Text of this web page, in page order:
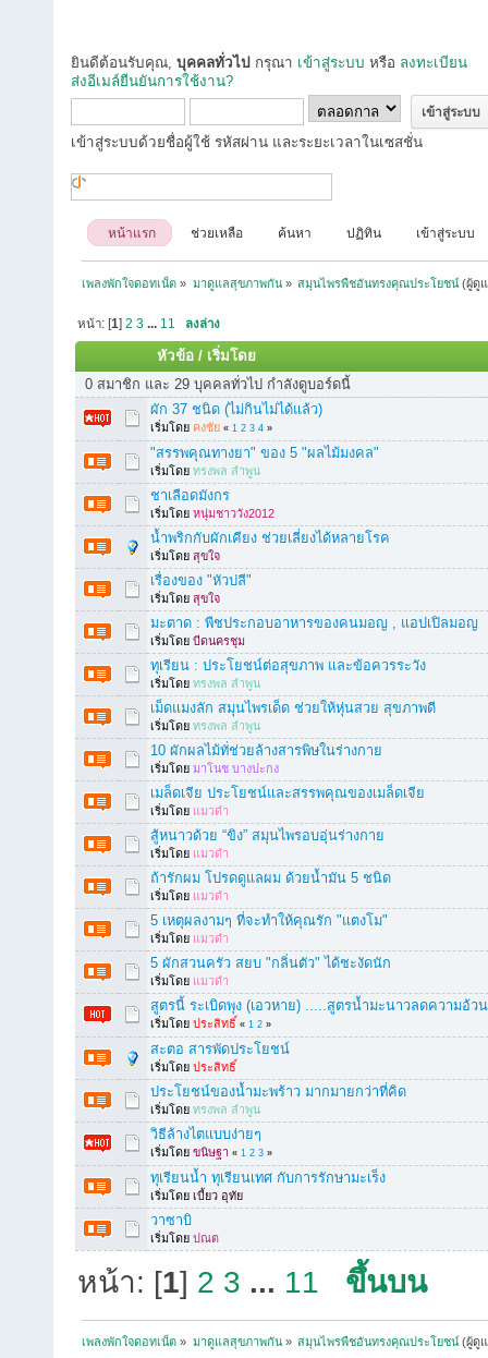
ยินดีต้อนรับคุณ, บุคคลทั่วไป กรุณา เข้าสู่ระบบ หรือ ลงทะเบียน
ส่งอีเมล์ยืนยันการใช้งาน?
เข้าสู่ระบบด้วยชื่อผู้ใช้ รหัสผ่าน และระยะเวลาในเซสชั่น
หน้าแรก ช่วยเหลือ ค้นหา ปฏิทิน เข้าสู่ระบบ
เพลงพักใจดอทเน็ต » มาดูแลสุขภาพกัน» สมุนไพรพืชอันทรงคุณประโยชน์(ผู้ดู
หน้า: [1]2 3 ... 11 ลงล่าง
หัวข้อ / เริ่มโดย
0 สมาชิก และ 29 บุคคลทั่วไป กำลังดูบอร์ดนี้
ผัก 37 ชนิด (ไม่กินไม่ได้แล้ว)
เริ่มโดย คงชัย « 1 2 3 4 »
"สรรพคุณทางยา" ของ 5 "ผลไม้มงคล"
เริ่มโดย ทรงพล ลำพูน
ชาเลือดมังกร
เริ่มโดย หนุ่มชาววัง2012
น้ำพริกกับผักเคียง ช่วยเลี่ยงได้หลายโรค
เริ่มโดย สุขใจ
เรื่องของ "หัวปลี"
เริ่มโดย สุขใจ
มะตาด : พืชประกอบอาหารของคนมอญ , แอปเปิลมอญ
เริ่มโดย บีดนครชุม
ทุเรียน : ประโยชน์ต่อสุขภาพ และข้อควรระวัง
เริ่มโดย ทรงพล ลำพูน
เม็ดแมงลัก สมุนไพรเด็ด ช่วยให้หุ่นสวย สุขภาพดี
เริ่มโดย ทรงพล ลำพูน
10 ผักผลไม้ทั่ช่วยล้างสารพิษในร่างกาย
เริ่มโดย มาโนช บางปะกง
เมล็ดเจีย ประโยชน์และสรรพคุณของเมล็ดเจีย
เริ่มโดย แมวดำ
สู้หนาวด้วย “ขิง” สมุนไพรอบอุ่นร่างกาย
เริ่มโดย แมวดำ
ถ้ารักผม โปรดดูแลผม ด้วยน้ำมัน 5 ชนิด
เริ่มโดย แมวดำ
5 เหตุผลงามๆ ที่จะทำให้คุณรัก "แตงโม"
เริ่มโดย แมวดำ
5 ผักสวนครัว สยบ "กลิ่นตัว" ได้ชะงัดนัก
เริ่มโดย แมวดำ
สูตรนี้ ระเบิดพุง (เอวหาย) .....สูตรน้ำมะนาวลดความอ้วน
เริ่มโดย ประสิทธิ์ « 1 2 »
สะตอ สารพัดประโยชน์
เริ่มโดย ประสิทธิ์
ประโยชน์ของน้ำมะพร้าว มากมายกว่าที่คิด
เริ่มโดย ทรงพล ลำพูน
วิธีล้างไตแบบง่ายๆ
เริ่มโดย ขนิษฐา « 1 2 3 »
ทุเรียนน้ำ ทุเรียนเทศ กับการรักษามะเร็ง
เริ่มโดย เบี้ยว อุทัย
วาซาบิ
เริ่มโดย ปณต
หน้า: [1] 2 3 ... 11 ขึ้นบน
เพลงพักใจดอทเน็ต » มาดูแลสุขภาพกัน» สมุนไพรพืชอันทรงคุณประโยชน์(ผู้ดู